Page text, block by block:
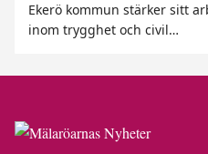
Ekerö kommun stärker sitt
inom trygghet och civil…